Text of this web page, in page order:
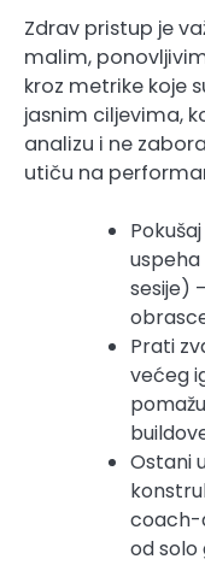
Zdrav pristup je
malim,
kroz metrike koje
jasnim ciljevima,
analizu i ne
utiču na
sesije)
Prati
većeg
Ostani
coach-
od solo